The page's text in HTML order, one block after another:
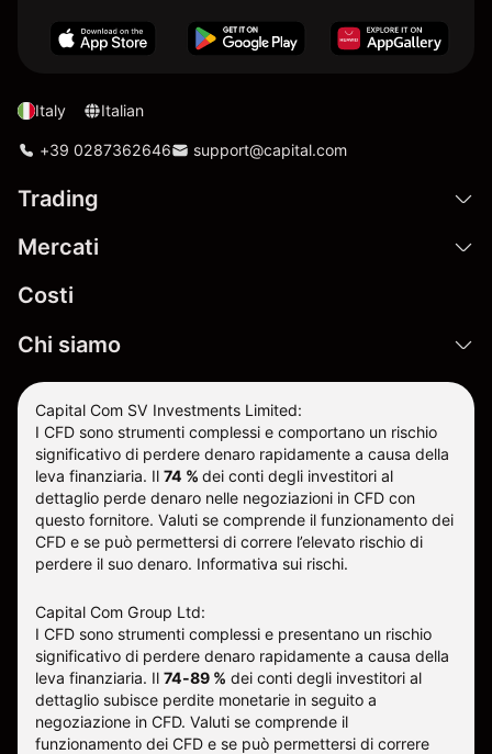
Italy Italian
+39 0287362646 support@capital.com
Trading
Mercati
Costi
Chi siamo
Capital Com SV Investments Limited:
I CFD sono strumenti complessi e comportano un rischio
significativo di perdere denaro rapidamente a causa della
leva finanziaria. Il 74 % dei conti degli investitori al
dettaglio perde denaro nelle negoziazioni in CFD con
questo fornitore. Valuti se comprende il funzionamento dei
CFD e se può permettersi di correre l’elevato rischio di
perdere il suo denaro. Informativa sui rischi.
Capital Com Group Ltd:
I CFD sono strumenti complessi e presentano un rischio
significativo di perdere denaro rapidamente a causa della
leva finanziaria. Il 74-89 % dei conti degli investitori al
dettaglio subisce perdite monetarie in seguito a
negoziazione in CFD. Valuti se comprende il
funzionamento dei CFD e se può permettersi di correre